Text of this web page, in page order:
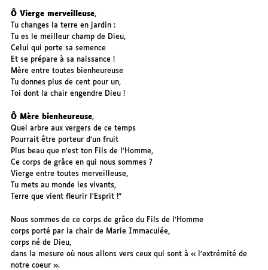
Ô Vierge merveilleuse,
Tu changes la terre en jardin :
Tu es le meilleur champ de Dieu,
Celui qui porte sa semence
Et se prépare à sa naissance !
Mère entre toutes bienheureuse
Tu donnes plus de cent pour un,
Toi dont la chair engendre Dieu !
Ô Mère bienheureuse,
Quel arbre aux vergers de ce temps
Pourrait être porteur d’un fruit
Plus beau que n’est ton Fils de l’Homme,
Ce corps de grâce en qui nous sommes ?
Vierge entre toutes merveilleuse,
Tu mets au monde les vivants,
Terre que vient fleurir l’Esprit !"
Nous sommes de ce corps de grâce du Fils de l’Homme
corps porté par la chair de Marie Immaculée,
corps né de Dieu,
dans la mesure où nous allons vers ceux qui sont à « l’extrémité de
notre coeur ».